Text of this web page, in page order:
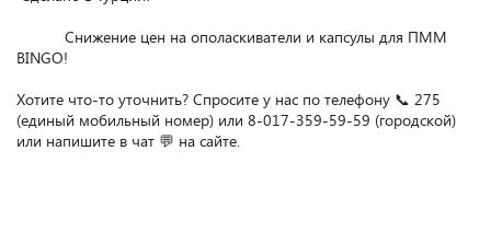
BINGO!
Хотите что-то уточнить? Спросите у нас по телефону 📞 275
(единый мобильный номер) или 8-017-359-59-59 (городской)
или напишите в чат 💬 на сайте.